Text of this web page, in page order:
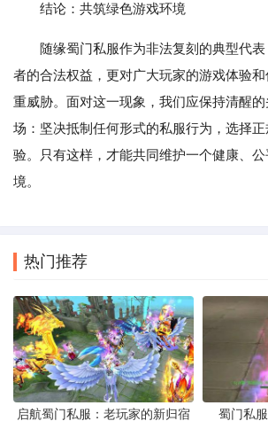
结论：共筑绿色游戏环境
随缘蜀门私服作为非法复刻的典型代
者的合法权益，更对广大玩家的游戏体验
重威胁。面对这一现象，我们应保持清醒
场：坚决抵制任何形式的私服行为，选择
验。只有这样，才能共同维护一个健康、
境。
热门推荐
启航蜀门私服：老玩家的新归宿 蜀门私